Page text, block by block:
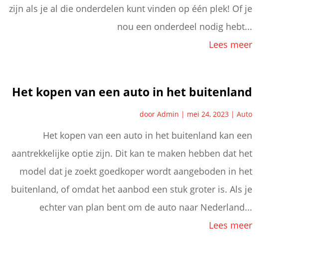
zijn als je al die onderdelen kunt vinden op één plek! Of je
nou een onderdeel nodig hebt...
Lees meer
Het kopen van een auto in het buitenland
door Admin | mei 24, 2023| Auto
Het kopen van een auto in het buitenland kan een
aantrekkelijke optie zijn. Dit kan te maken hebben dat het
model dat je zoekt goedkoper wordt aangeboden in het
buitenland, of omdat het aanbod een stuk groter is. Als je
echter van plan bent om de auto naar Nederland...
Lees meer